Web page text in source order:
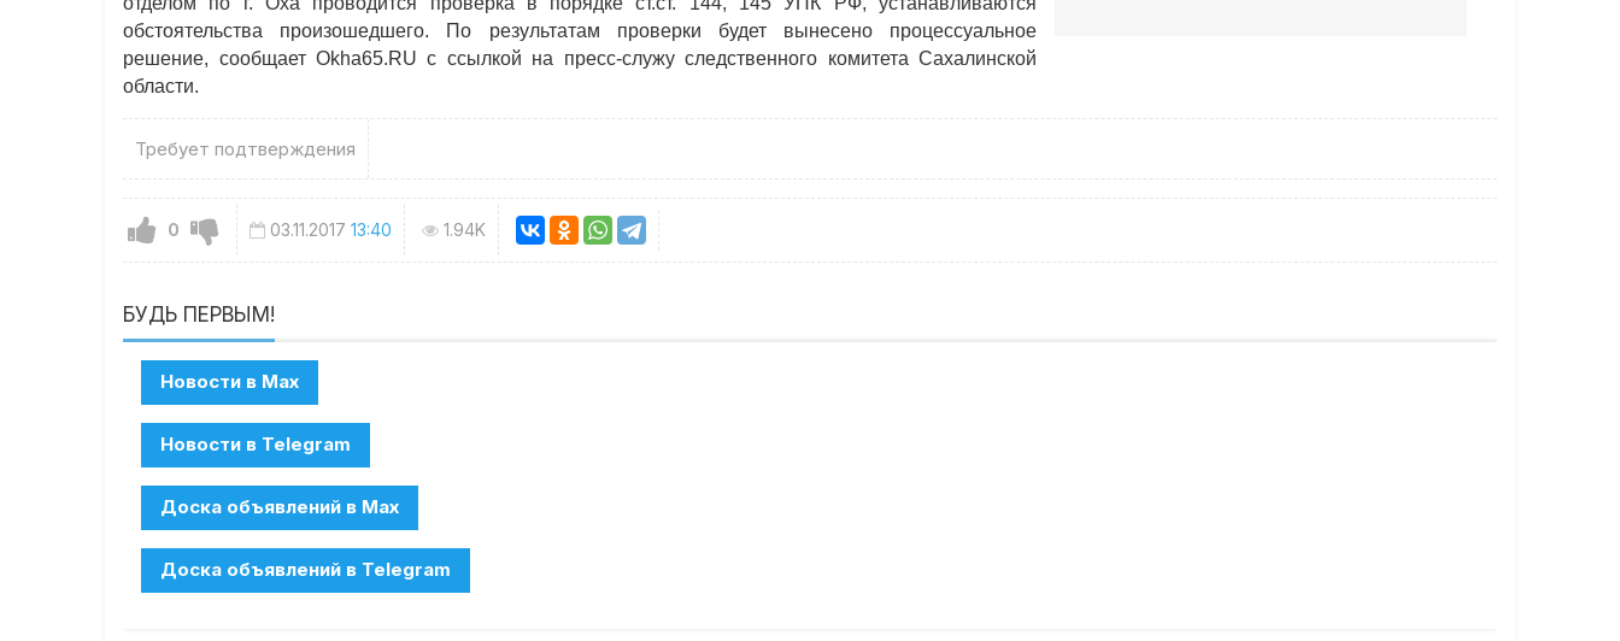
обстоятельства произошедшего. По результатам проверки будет вынесено процессуальное
решение, сообщает Okha65.RU с ссылкой на пресс-служу следственного комитета Сахалинской
области.
Требует подтверждения
0 03.11.2017 13:40 1.94K
БУДЬ ПЕРВЫМ!